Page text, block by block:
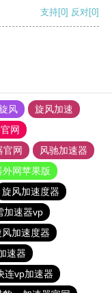
支持[0] 反对[0]
风
旋风加速
网
官网
风驰加速器
网苹果版
旋风加速度器
加速器vp
风加速度器
速器
连vp加速器